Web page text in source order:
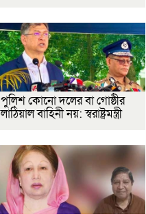
পুলিশ কোনো দলের বা গোষ্ঠীর
লাঠিয়াল বাহিনী নয়: স্বরাষ্ট্রমন্ত্রী